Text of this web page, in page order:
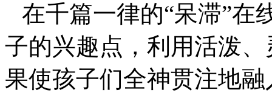
在千篇一律的“呆滞”在
子的兴趣点，利用活泼
果使孩子们全神贯注地